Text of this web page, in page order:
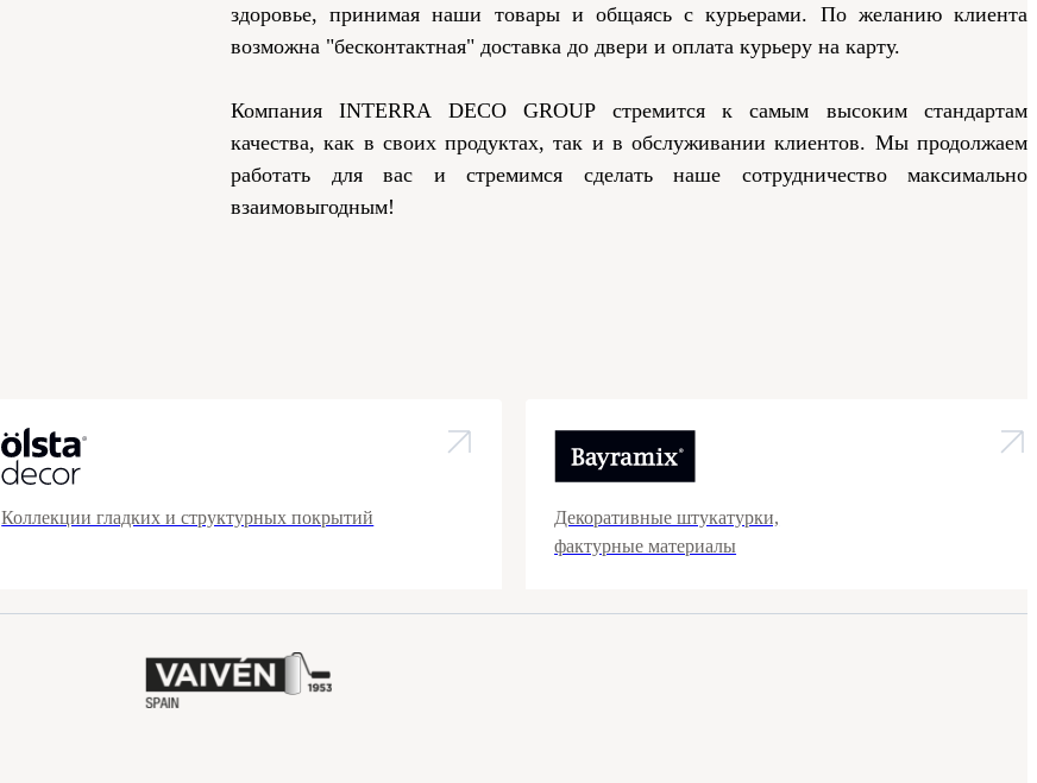
здоровье, принимая наши товары и общаясь с курьерами. По желанию клиента
возможна "бесконтактная" доставка до двери и оплата курьеру на карту.
Компания INTERRA DECO GROUP стремится к самым высоким стандартам
качества, как в своих продуктах, так и в обслуживании клиентов. Мы продолжаем
работать для вас и стремимся сделать наше сотрудничество максимально
взаимовыгодным!
Коллекции гладких и структурных покрытий
Декоративные штукатурки,
фактурные материалы